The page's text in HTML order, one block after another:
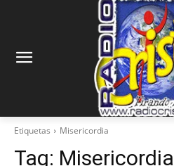
Etiquetas Misericordia
Tag: Misericordia